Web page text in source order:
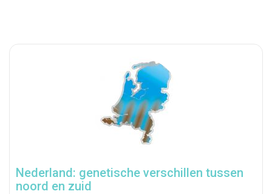
Nederland: genetische verschillen tussen
noord en zuid